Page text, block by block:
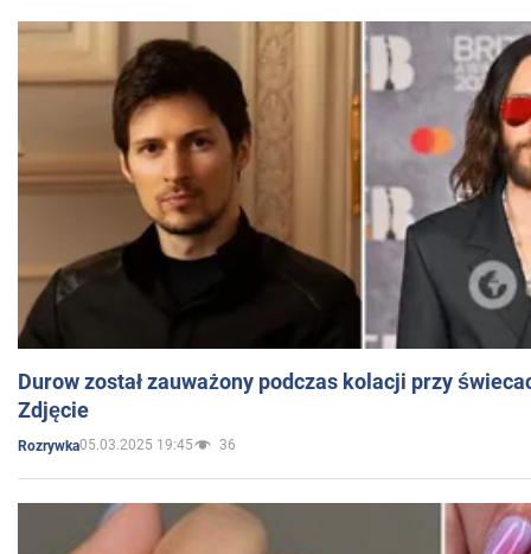
Durow został zauważony podczas kolacji przy
Zdjęcie
Rozrywka05.03.2025 19:45 36